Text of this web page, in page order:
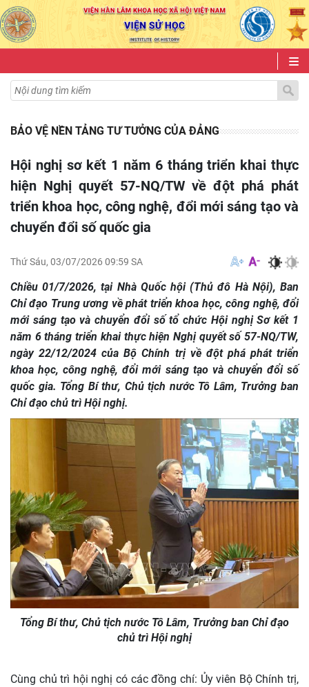
BẢO VỆ NỀN TẢNG TƯ TƯỞNG CỦA ĐẢNG
Hội nghị sơ kết 1 năm 6 tháng triển khai thực
hiện Nghị quyết 57-NQ/TW về đột phá phát
triển khoa học, công nghệ, đổi mới sáng tạo và
chuyển đổi số quốc gia
Thứ Sáu, 03/07/2026 09:59 SA
Chiều 01/7/2026, tại Nhà Quốc hội (Thủ đô Hà Nội), Ban
Chỉ đạo Trung ương về phát triển khoa học, công nghệ, đổi
mới sáng tạo và chuyển đổi số tổ chức Hội nghị Sơ kết 1
năm 6 tháng triển khai thực hiện Nghị quyết số 57-NQ/TW,
ngày 22/12/2024 của Bộ Chính trị về đột phá phát triển
khoa học, công nghệ, đổi mới sáng tạo và chuyển đổi số
quốc gia. Tổng Bí thư, Chủ tịch nước Tô Lâm, Trưởng ban
Chỉ đạo chủ trì Hội nghị.
Tổng Bí thư, Chủ tịch nước Tô Lâm, Trưởng ban Chỉ đạo
chủ trì Hội nghị
Cùng chủ trì hội nghị có các đồng chí: Ủy viên Bộ Chính trị,